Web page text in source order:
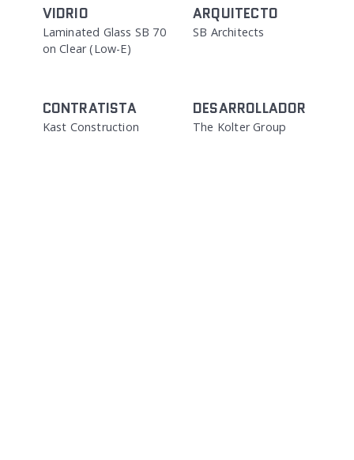
VIDRIO
Laminated Glass SB 70
on Clear (Low-E)
ARQUITECTO
SB Architects
CONTRATISTA
Kast Construction
DESARROLLADOR
The Kolter Group